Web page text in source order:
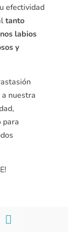
efectividad
tanto
labios
y
nuestra
para
